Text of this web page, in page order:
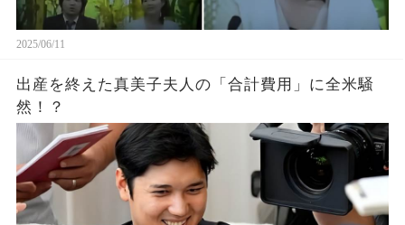
2025/06/11
出産を終えた真美子夫人の「合計費用」に全米騒
然！？